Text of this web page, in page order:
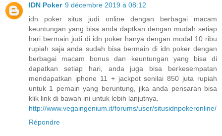
IDN Poker 9 décembre 2019 à 08:12
idn poker situs judi online dengan berbagai macam
keuntungan yang bisa anda daptkan dengan mudah setiap
hari bermain judi di idn poker hanya dengan modal 10 ribu
rupiah saja anda sudah bisa bermain di idn poker dengan
berbagai macam bonus dan keuntungan yang bisa di
dapatkan setiap hari, anda juga bisa berkesempatan
mendapatkan iphone 11 + jackpot senilai 850 juta rupiah
untuk 1 pemain yang beruntung, jika anda pensaran bisa
klik link di bawah ini untuk lebih lanjutnya.
http://www.vegaingenium.it/forums/user/situsidnpokeronline/
Répondre